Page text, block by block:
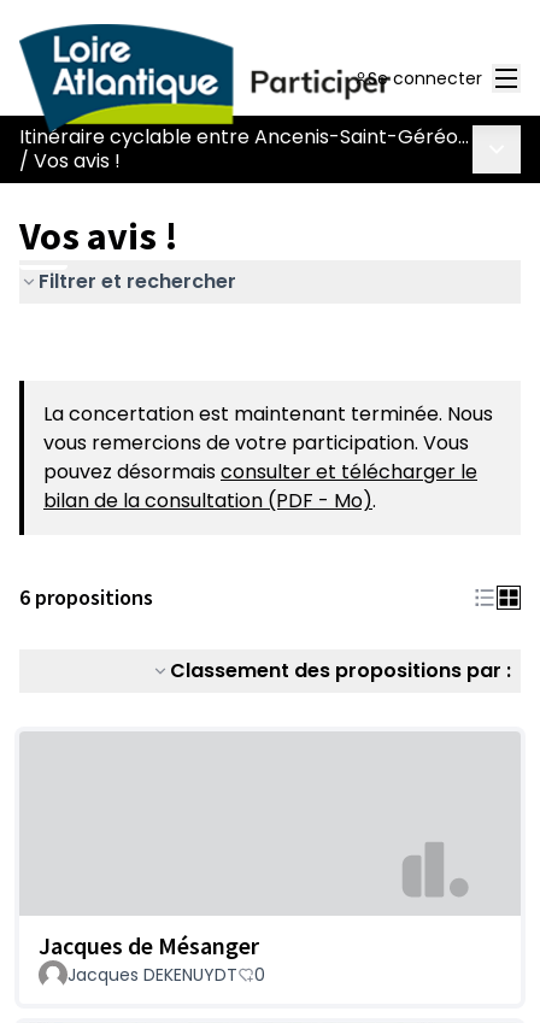
Se connecter
Itinéraire cyclable entre Ancenis-Saint-Géréon et Mésanger (L383)
/ Vos avis !
Vos avis !
Filtrer et rechercher
La concertation est maintenant terminée. Nous
vous remercions de votre participation. Vous
pouvez désormaisconsulter et télécharger le
bilan de la consultation (PDF - Mo).
6 propositions
Classement des propositions par :
Jacques de Mésanger
Jacques DEKENUYDT 0